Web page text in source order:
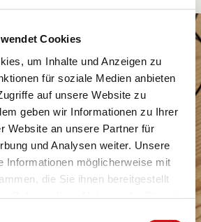
Cookies
um Inhalte und Anzeigen zu
für soziale Medien anbieten
auf unsere Website zu
geben wir Informationen zu Ihrer
Website an unsere Partner für
und Analysen weiter. Unsere
Informationen möglicherweise mit
die Sie ihnen bereitgestellt